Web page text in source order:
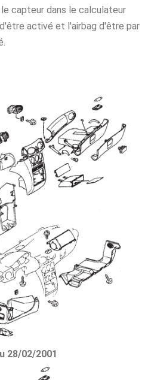
capteur dans le calculateur
activé et l'airbag d'être par
28/02/2001